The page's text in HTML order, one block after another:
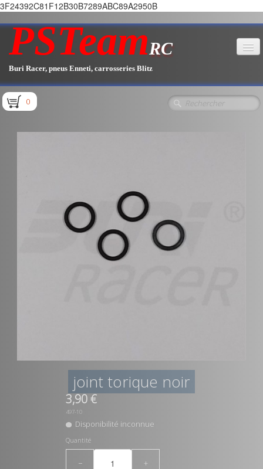
3F24392C81F12B30B7289ABC89A2950B
PSTeamRC
Buri Racer, pneus Enneti, carrosseries Blitz
Accueil
Pièces E2.1
0
joint torique noir
3,90 €
497-10
Disponibilité inconnue
Quantité
− +